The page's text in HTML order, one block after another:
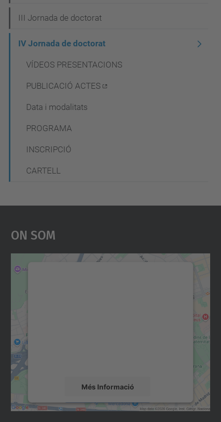
g
a
III Jornada de doctorat
IV Jornada de doctorat
VÍDEOS PRESENTACIONS
PUBLICACIÓ ACTES
Data i modalitats
PROGRAMA
INSCRIPCIÓ
CARTELL
On Som
Més Informació
Accepta